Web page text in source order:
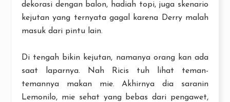
dekorasi dengan balon, hadiah topi, juga skenario
kejutan yang ternyata gagal karena Derry malah
masuk dari pintu lain.
Di tengah bikin kejutan, namanya orang kan ada
saat laparnya. Nah Ricis tuh lihat teman-
temannya makan mie. Akhirnya dia saranin
Lemonilo, mie sehat yang bebas dari pengawet,